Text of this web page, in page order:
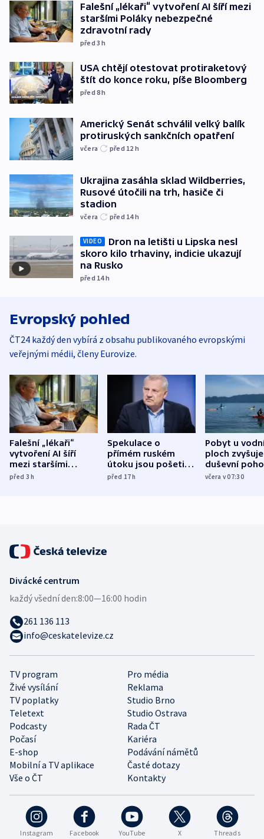
Falešní „lékaři“ vytvoření AI šíří mezi
staršími Poláky nebezpečné
zdravotní rady
před 3h
USA chtějí otestovat protiraketový
štít do konce roku, píše Bloomberg
před 8h
Americký Senát schválil velký balík
protiruských sankčních opatření
včera před 12 h
Ukrajina zasáhla sklad Wildberries,
Rusové útočili na trh, hasiče či
stadion
včera před 14h
VIDEO
Dron na letišti u Lipska nesl
skoro kilo trhaviny, indicie ukazují
na Rusko
před 14h
Evropský pohled
ČT24 každý den vybírá z obsahu publikovaného evropskými
veřejnými médii, členy Eurovize.
Falešní „lékaři“
vytvoření AI šíří
mezi staršími
Poláky nebezpečné
před 3h
Spekulace o
přímém ruském
útoku jsou pošetilé,
míní estonský
před 17h
Pobyt u
ploch zvyšuje
duševní
ukázala
včera v 07:30
Instagram Facebook YouTube X Threads
TV program
Pro média
Živé vysílání
Reklama
TV poplatky
Studio Brno
Teletext
Studio Ostrava
Podcasty
Rada ČT
Počasí
Kariéra
E-shop
Podávání námětů
Mobilní a TV aplikace
Časté dotazy
Vše o ČT
Kontakty
Divácké centrum
každý všední den:8:00—16:00 hodin
261 136 113
info@ceskatelevize.cz